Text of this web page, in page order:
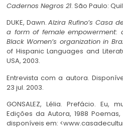
Cadernos Negros 21. São Paulo:
DUKE, Dawn.Alzira Rufino’s Casa
a form of female
Black Women’s organization in
of Hispanic Languages and
USA, 2003.
Entrevista com a autora.
23 jul. 2003.
GONSALEZ, Lélia. Prefácio. Eu,
Edições da Autora, 1988
disponíveis em: